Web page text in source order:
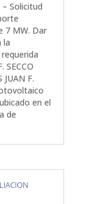
– Solicitud
7 MW. Dar
la
SECCO
JUAN F.
en el
de